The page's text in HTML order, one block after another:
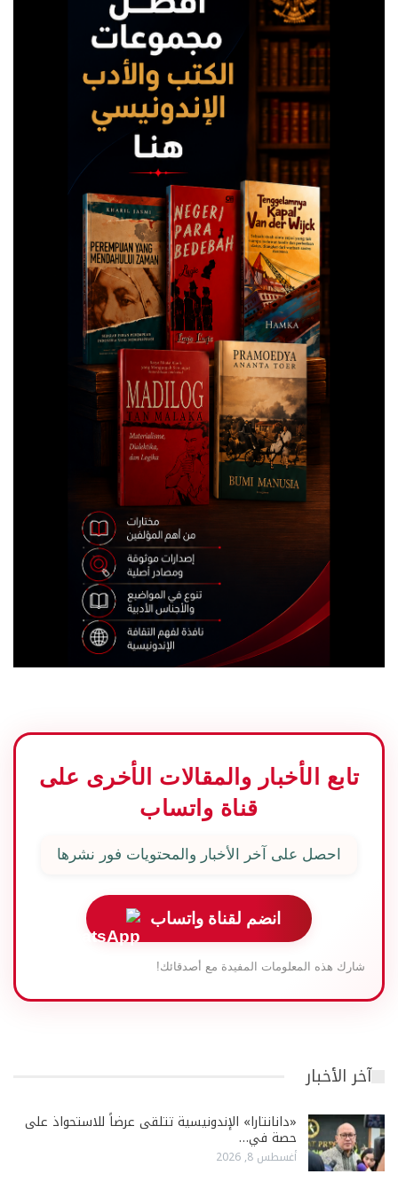
تابع الأخبار والمقالات الأخرى على
قناة واتساب
احصل على آخر الأخبار والمحتويات فور نشرها
انضم لقناة واتساب
شارك هذه المعلومات المفيدة مع أصدقائك!
آخر الأخبار
«دانانتارا» الإندونيسية تتلقى عرضاً للاستحواذ على
حصة في…
أغسطس 8, 2026